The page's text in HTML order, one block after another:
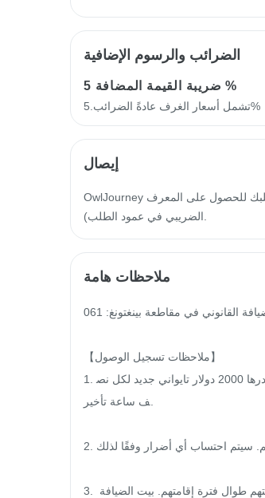
الضرائب والرسوم الإضافية
ضريبة القيمة المضافة 5 %
تشمل أسعار الغرف عادةً الضرائب.5%
إيصال
OwlJourney سيتم إصدار فاتورة إلكترونية خلال 14 يوم عمل من تاريخ تسجيل المغادرة (حدد طلبك للحصول على المعرف
ملاحظات هامة
رقم تسجيل بيت الضيافة القانوني في مقاطعة بينغتونغ: 061
【ملاحظات تسجيل الوصول】
1. وقت تسجيل المغادرة هو قبل الساعة 11:00 صباحًا من اليوم التالي. سيتم فرض رسوم قدرها 2000 دولار تايواني جديد لكل نص
ف ساعة تأخير.
2. مرافق بيت الضيافة متاحة للضيوف مجانًا طوال فترة إقامتهم. سيتم احتساب أي أضرار وفقًا لذلك.
3. حفاظًا على سلامة الأطفال، يُرجى عدم تركهم دون إشراف في بيت الضيافة، ومراقبة سلامتهم طوال فترة إقامتهم. بيت الضيافة